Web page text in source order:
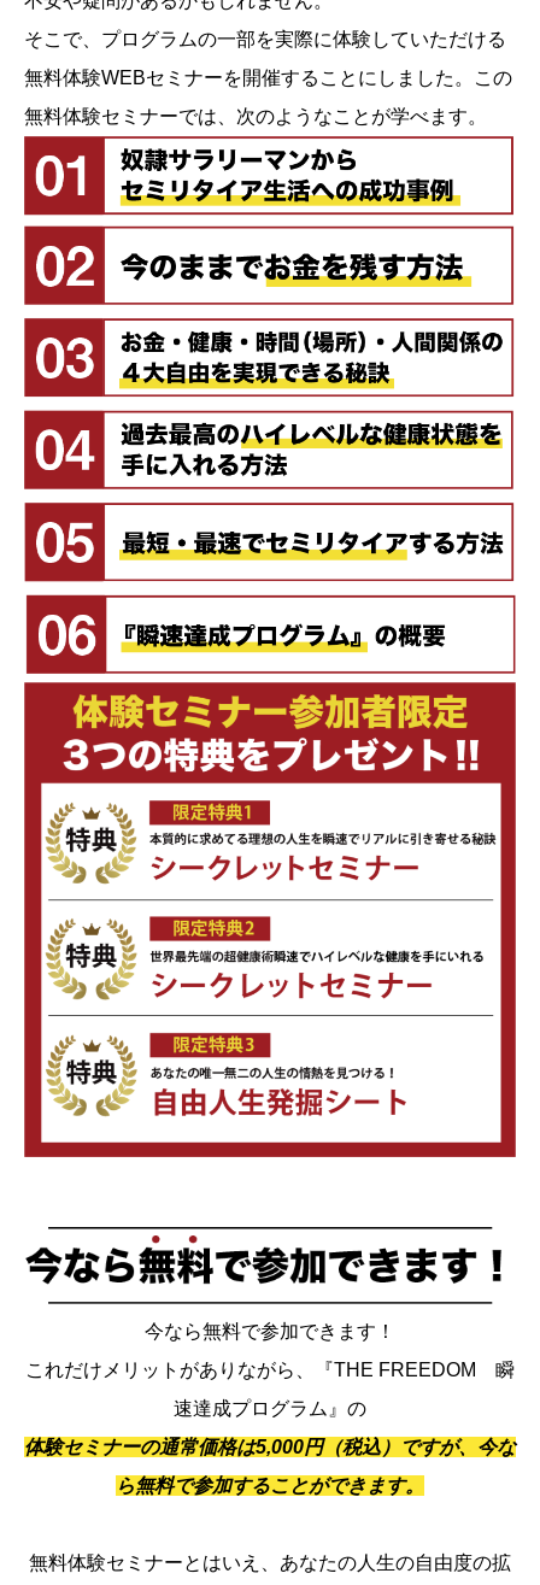
そこで、プログラムの一部を実際に体験していただける
無料体験WEBセミナーを開催することにしました。この
無料体験セミナーでは、次のようなことが学べます。
今なら無料で参加できます！
これだけメリットがありながら、『THE FREEDOM 瞬
速達成プログラム』の
体験セミナーの通常価格は5,000円（税込）ですが、今な
ら無料で参加することができます。
無料体験セミナーとはいえ、あなたの人生の自由度の拡